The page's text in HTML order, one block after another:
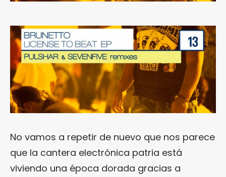
No vamos a repetir de nuevo que nos parece
que la cantera electrónica patria está
viviendo una época dorada gracias a